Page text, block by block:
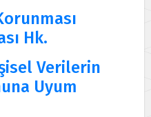
Hk.
Verilerin
Uyum